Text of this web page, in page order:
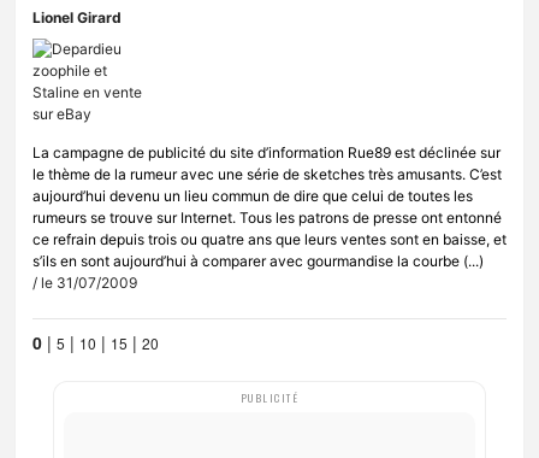
Lionel Girard
La campagne de publicité du site d’information Rue89 est déclinée sur
le thème de la rumeur avec une série de sketches très amusants. C’est
aujourd’hui devenu un lieu commun de dire que celui de toutes les
rumeurs se trouve sur Internet. Tous les patrons de presse ont entonné
ce refrain depuis trois ou quatre ans que leurs ventes sont en baisse, et
s’ils en sont aujourd’hui à comparer avec gourmandise la courbe (...)
/ le 31/07/2009
0 | 5 | 10 | 15 | 20
PUBLICITÉ